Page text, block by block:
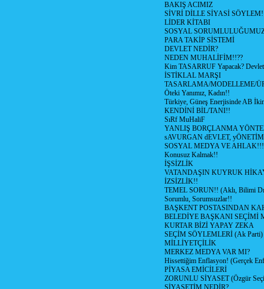
BAKIŞ ACIMIZ
SİVRİ DİLLE SİYASİ
LİDER KİTABI
SOSYAL
PARA TAKİP SİSTEMİ
DEVLET NEDİR?
NEDEN MUHALİFİM!!??
Kim TASARRUF Yapacak? Devlet
İSTİKLAL MARŞI
TASARLAMA/MODELLEME/
Öteki Yanımız, Kadın!!
Türkiye, Güneş Enerjisinde AB
KENDİNİ BİL/TANI!!
SıRf MuHaliF
YANLIŞ BORÇLANMA
sAVURGAN dEVLET,
SOSYAL MEDYA VE AHLAK!!!
Konusuz Kalmak!!
İŞSİZLİK
VATANDAŞIN KUYRUK
İZSİZLİK!!
TEMEL SORUN!! (Aklı, Bilimi
Sorumlu, Sorumsuzlar!!
BAŞKENT POSTASINDAN
BELEDİYE BAŞKANI SEÇİMİ
KURTAR BİZİ YAPAY ZEKA
SEÇİM SÖYLEMLERİ (Ak Parti)
MİLLİYETÇİLİK
MERKEZ MEDYA VAR MI?
Hissettiğim Enflasyon! (Gerçek
PİYASA EMİCİLERİ
ZORUNLU SİYASET (Özgür
SİYASETİM NEDİR?